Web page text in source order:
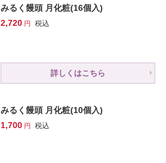
みるく饅頭 月化粧(16個入)
2,720
税込
詳しくはこちら
みるく饅頭 月化粧(10個入)
1,700
税込